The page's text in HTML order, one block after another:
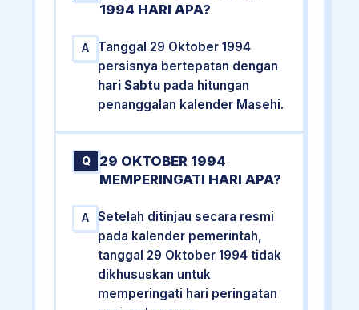
1994 HARI APA?
A
Tanggal 29 Oktober 1994
persisnya bertepatan dengan
hari Sabtu pada hitungan
penanggalan kalender Masehi.
Q
29 OKTOBER 1994
MEMPERINGATI HARI APA?
A
Setelah ditinjau secara resmi
pada kalender pemerintah,
tanggal 29 Oktober 1994 tidak
dikhususkan untuk
memperingati hari peringatan